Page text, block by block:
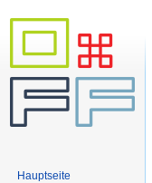
Hauptseite